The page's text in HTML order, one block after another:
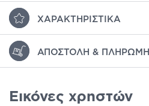
ΧΑΡΑΚΤΗΡΙΣΤΙΚΆ
ΑΠΟΣΤΟΛΉ & ΠΛΗΡΩΜΉ
Εικόνες χρηστών